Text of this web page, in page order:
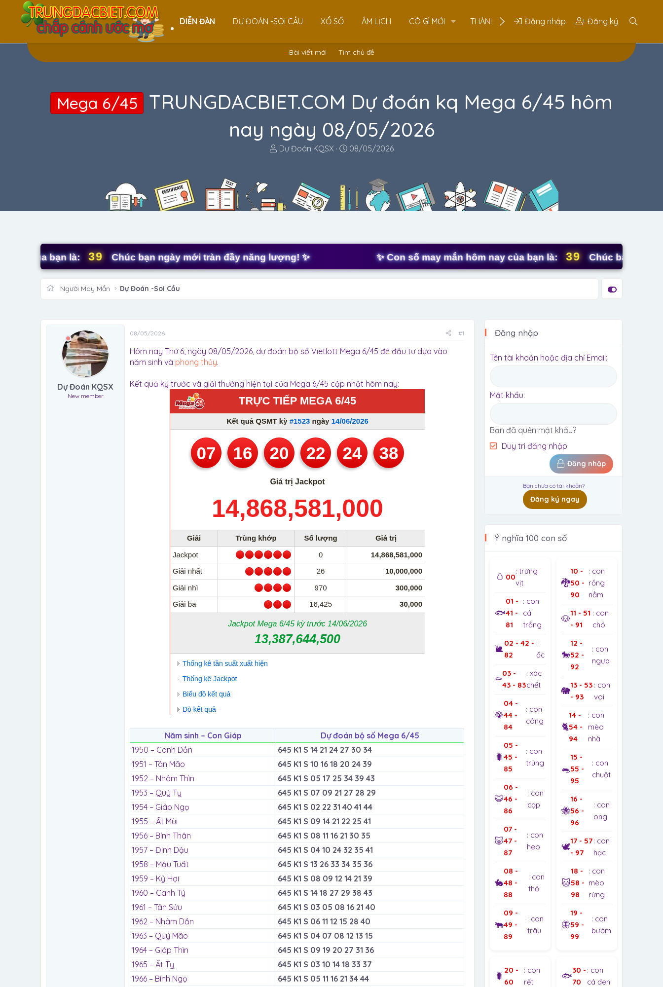
DIỄN ĐÀN DỰ ĐOÁN -SOI CẦU XỔ SỐ ÂM LỊCH CÓ GÌ MỚI THÀNH VIÊN Đăng nhập Đăng ký
Bài viết mới Tìm chủ đề
Mega 6/45
TRUNGDACBIET.COM Dự đoán kq Mega 6/45 hôm
nay ngày 08/05/2026
T
d
s
r
t
e
Dự Đoán KQSX
N
g
ử
i
08/05/2026
của bạn là: 39 Chúc bạn ngày mới tràn đầy năng lượng! ✨ ✨ Con số may mắn hôm nay của bạn là: 39 Chúc bạn ngày mới
Người May Mắn Dự Đoán -Soi Cầu
Dự Đoán KQSX
New member
08/05/2026 #1
Hôm nay Thứ 6, ngày 08/05/2026, dự đoán bộ số Vietlott Mega 6/45 để đầu tư dựa vào
năm sinh và phong thủy.
Kết quả kỳ trước và giải thưởng hiện tại của Mega 6/45 cập nhật hôm nay:
Năm sinh – Con Giáp
Dự đoán bộ số Mega 6/45
1950 – Canh Dần
645 K1 S 14 21 24 27 30 34
1951 – Tân Mão
645 K1 S 10 16 18 20 24 39
1952 – Nhâm Thìn
645 K1 S 05 17 25 34 39 43
1953 – Quý Tỵ
645 K1 S 07 09 21 27 28 29
1954 – Giáp Ngọ
645 K1 S 02 22 31 40 41 44
1955 – Ất Mùi
645 K1 S 09 14 21 22 25 41
1956 – Bính Thân
645 K1 S 08 11 16 21 30 35
1957 – Đinh Dậu
645 K1 S 04 10 24 32 35 41
1958 – Mậu Tuất
645 K1 S 13 26 33 34 35 36
1959 – Kỷ Hợi
645 K1 S 08 09 12 14 21 39
1960 – Canh Tý
645 K1 S 14 18 27 29 38 43
1961 – Tân Sửu
645 K1 S 03 05 08 16 21 40
1962 – Nhâm Dần
645 K1 S 06 11 12 15 28 40
1963 – Quý Mão
645 K1 S 04 07 08 12 13 15
1964 – Giáp Thìn
645 K1 S 09 19 20 27 31 36
1965 – Ất Tỵ
645 K1 S 03 10 14 18 33 37
1966 – Bính Ngọ
645 K1 S 05 11 16 21 34 44
Đăng nhập
Tên tài khoản hoặc địa chỉ Email
Mật khẩu
Bạn đã quên mật khẩu?
Duy trì đăng nhập
Đăng nhập
Bạn chưa có tài khoản?
Đăng ký ngay
Ý nghĩa 100 con số
🥚 00
: trứng
vịt
🐟
01 -
41 -
81
: con
cá
trắng
🐌
02 - 42 -
82
:
ốc
⚰️
03 -
43 - 83
: xác
chết
🦚
04 -
44 -
84
: con
công
🐛
05 -
45 -
85
: con
trùng
🐯
06 -
46 -
86
: con
cọp
🐷
07 -
47 -
87
: con
heo
🐇
08 -
48 -
88
: con
thỏ
🐃
09 -
49 -
89
: con
trâu
🐉
10 -
50 -
90
: con
rồng
nằm
🐶
11 - 51
- 91
: con
chó
🐎
12 -
52 -
92
: con
ngựa
🐘
13 - 53
- 93
: con
voi
🐈
14 -
54 -
94
: con
mèo
nhà
🐀
15 -
55 -
95
: con
chuột
🐝
16 -
56 -
96
: con
ong
🕊️
17 - 57
- 97
: con
hạc
🐱
18 -
58 -
98
: con
mèo
rừng
🦋
19 -
59 -
99
: con
bướm
🐛
20 -
60
: con
rết
🐟
30 -
70
: con
cá đen